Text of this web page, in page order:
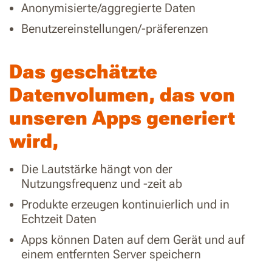
Anonymisierte/aggregierte Daten
Benutzereinstellungen/-präferenzen
Das geschätzte
Datenvolumen, das von
unseren Apps generiert
wird,
Die Lautstärke hängt von der
Nutzungsfrequenz und -zeit ab
Produkte erzeugen kontinuierlich und in
Echtzeit Daten
Apps können Daten auf dem Gerät und auf
einem entfernten Server speichern